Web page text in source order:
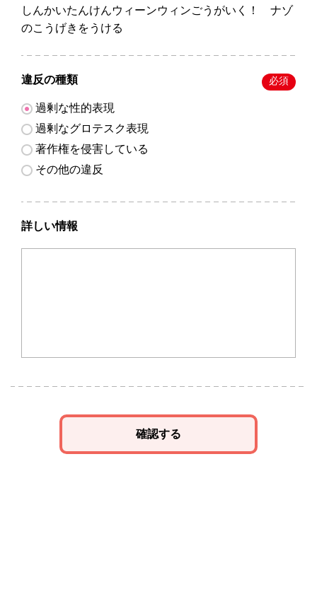
しんかいたんけんウィーンウィンごうがいく！ ナゾ
のこうげきをうける
違反の種類 必須
過剰な性的表現
過剰なグロテスク表現
著作権を侵害している
その他の違反
詳しい情報
確認する